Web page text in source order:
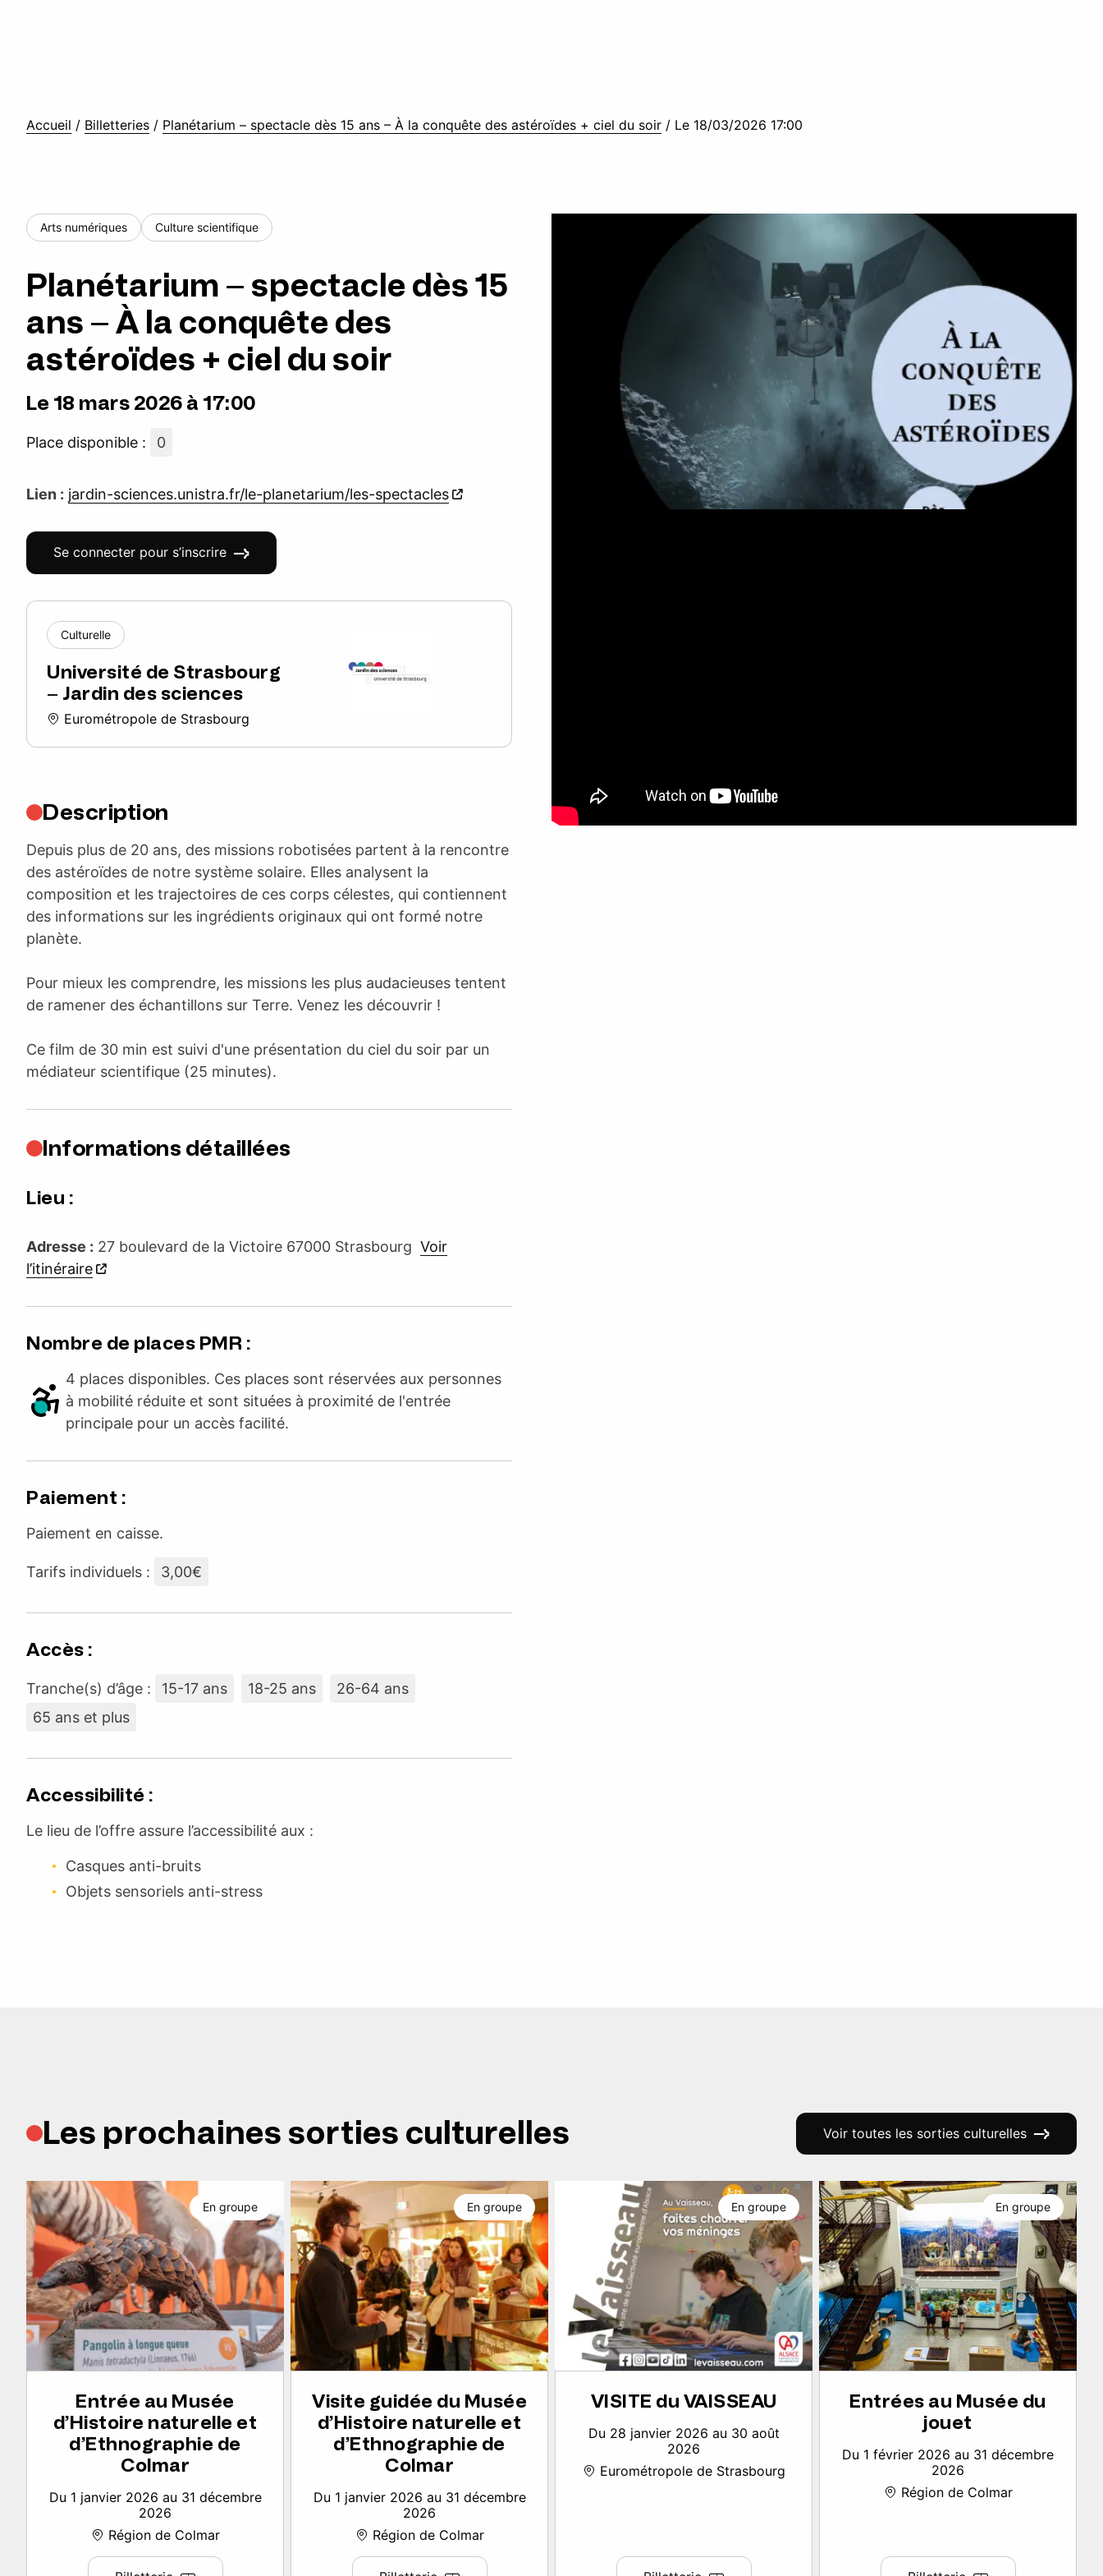
Accueil / Billetteries / Planétarium – spectacle dès 15 ans – À la conquête des astéroïdes + ciel du soir / Le 18/03/2026 17:00
Arts numériques Culture scientifique
Planétarium – spectacle dès 15
ans – À la conquête des
astéroïdes + ciel du soir
Le 18 mars 2026 à 17:00
Place disponible : 0
Lien : jardin-sciences.unistra.fr/le-planetarium/les-spectacles
Se connecter pour s’inscrire
Culturelle
Université de Strasbourg
– Jardin des sciences
Eurométropole de Strasbourg
Description
Depuis plus de 20 ans, des missions robotisées partent à la rencontre
des astéroïdes de notre système solaire. Elles analysent la
composition et les trajectoires de ces corps célestes, qui contiennent
des informations sur les ingrédients originaux qui ont formé notre
planète.
Pour mieux les comprendre, les missions les plus audacieuses tentent
de ramener des échantillons sur Terre. Venez les découvrir !
Ce film de 30 min est suivi d'une présentation du ciel du soir par un
médiateur scientifique (25 minutes).
Informations détaillées
Lieu :
Adresse : 27 boulevard de la Victoire 67000 Strasbourg Voir
l’itinéraire
Nombre de places PMR :
4 places disponibles. Ces places sont réservées aux personnes
à mobilité réduite et sont situées à proximité de l'entrée
principale pour un accès facilité.
Paiement :
Paiement en caisse.
Tarifs individuels : 3,00€
Accès :
Tranche(s) d’âge : 15-17 ans 18-25 ans
26-64 ans
65 ans et plus
Accessibilité :
Le lieu de l’offre assure l’accessibilité aux :
Casques anti-bruits
Objets sensoriels anti-stress
Les prochaines sorties culturelles Voir toutes les sorties culturelles
Entrée au Musée
d’Histoire naturelle et
d’Ethnographie de
Colmar
Du 1 janvier 2026 au 31 décembre
2026
Région de Colmar
En groupe
Visite guidée du Musée
d’Histoire naturelle et
d’Ethnographie de
Colmar
Du 1 janvier 2026 au 31 décembre
2026
Région de Colmar
En groupe
VISITE du VAISSEAU
Du 28 janvier 2026 au 30 août
2026
Eurométropole de Strasbourg
En groupe
Entrées au Musée du
jouet
Du 1 février 2026 au 31 décembre
2026
Région de Colmar
En groupe